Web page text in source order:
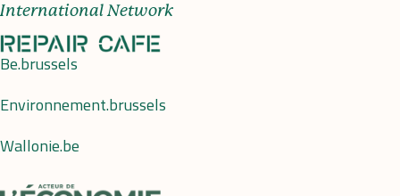
International Network
Be.brussels
Environnement.brussels
Wallonie.be